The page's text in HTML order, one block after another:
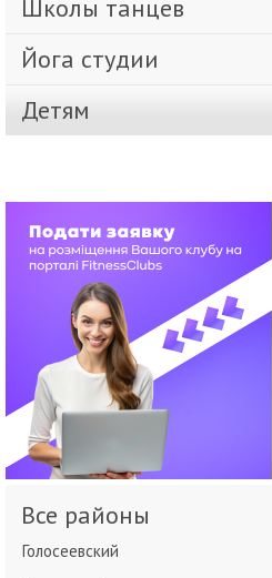
Школы танцев
Йога студии
Детям
Все районы
Голосеевский